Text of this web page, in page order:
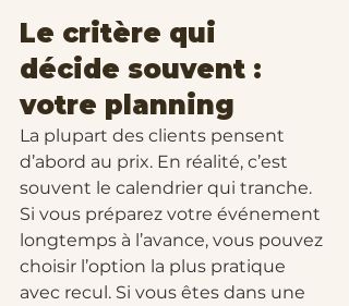
Le critère qui
décide souvent :
votre planning
La plupart des clients pensent
d’abord au prix. En réalité, c’est
souvent le calendrier qui tranche.
Si vous préparez votre événement
longtemps à l’avance, vous pouvez
choisir l’option la plus pratique
avec recul. Si vous êtes dans une